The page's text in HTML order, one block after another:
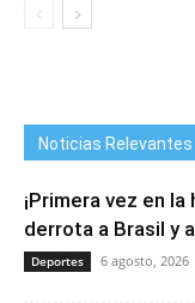
Noticias Relevantes
¡Primera vez en
derrota a Brasil y
Deportes 6 agosto, 2026